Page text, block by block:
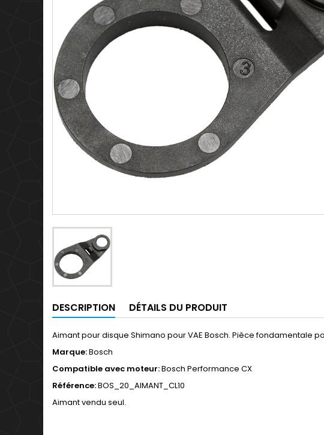
DESCRIPTION DÉTAILS DU PRODUIT
Aimant pour disque Shimano pour VAE Bosch. Pièce fondamentale
Marque:Bosch
Compatible avec moteur:Bosch Performance CX
Référence:BOS_20_AIMANT_CL10
Aimant vendu seul.